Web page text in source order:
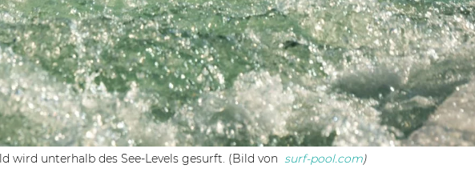
wird unterhalb des See-Levels gesurft. (Bild von surf-pool.com)